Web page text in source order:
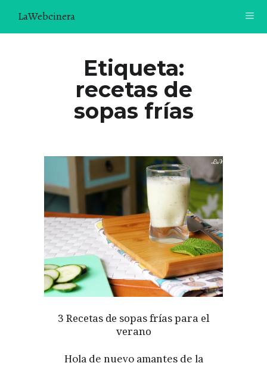
LaWebcinera
VIDEORECETAS
¿TE GUSTARÍA UNIRTE A NUESTRA AVENTURA GASTRON
ÚNETE A LA NEWSLETTER
RECOMENDACIONES
Etiqueta:
recetas de
sopas frías
3 Recetas de sopas frías para el
verano
Hola de nuevo amantes de la